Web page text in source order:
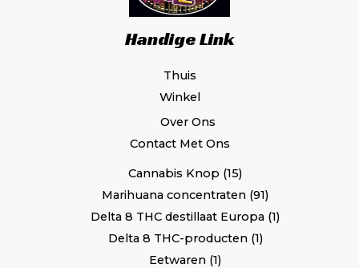
Handige Link
Thuis
Winkel
Over Ons
Contact Met Ons
Cannabis Knop 15
Marihuana concentraten 91
Delta 8 THC destillaat Europa 1
Delta 8 THC-producten 1
Eetwaren 1